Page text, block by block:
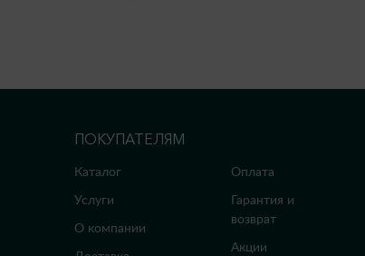
ПОКУПАТЕЛЯМ
Каталог
Услуги
О компании
Оплата
Гарантия и
возврат
Акции